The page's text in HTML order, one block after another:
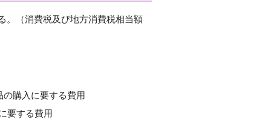
。（消費税及び地方消費税相当額
購入に要する費用
要する費用